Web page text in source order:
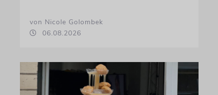
von Nicole Golombek
06.08.2026